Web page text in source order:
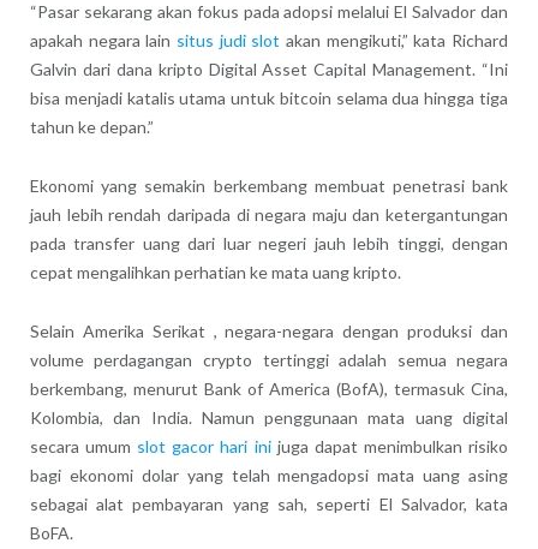
“Pasar sekarang akan fokus pada adopsi melalui El Salvador dan
apakah negara lain situs judi slot akan mengikuti,” kata Richard
Galvin dari dana kripto Digital Asset Capital Management. “Ini
bisa menjadi katalis utama untuk bitcoin selama dua hingga tiga
tahun ke depan.”
Ekonomi yang semakin berkembang membuat penetrasi bank
jauh lebih rendah daripada di negara maju dan ketergantungan
pada transfer uang dari luar negeri jauh lebih tinggi, dengan
cepat mengalihkan perhatian ke mata uang kripto.
Selain Amerika Serikat , negara-negara dengan produksi dan
volume perdagangan crypto tertinggi adalah semua negara
berkembang, menurut Bank of America (BofA), termasuk Cina,
Kolombia, dan India. Namun penggunaan mata uang digital
secara umum slot gacor hari inijuga dapat menimbulkan risiko
bagi ekonomi dolar yang telah mengadopsi mata uang asing
sebagai alat pembayaran yang sah, seperti El Salvador, kata
BoFA.